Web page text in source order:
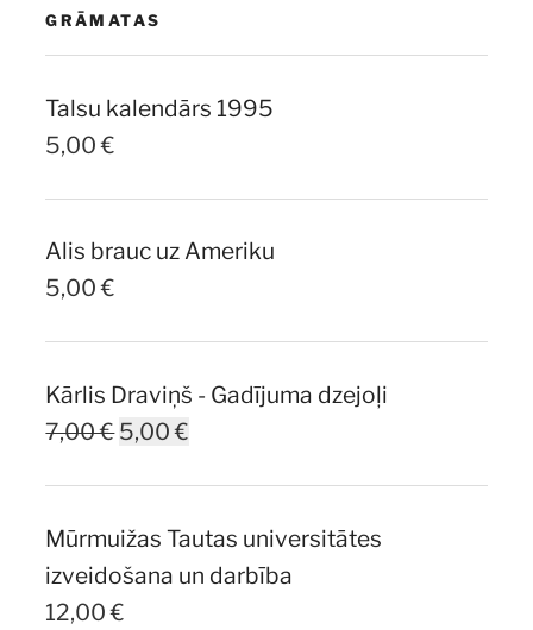
GRĀMATAS
Talsu kalendārs 1995
5,00€
Alis brauc uz Ameriku
5,00€
Kārlis Draviņš - Gadījuma dzejoļi
7,00€Original
7,00 €.
5,00€
5,00 €.
Mūrmuižas Tautas universitātes
izveidošana un darbība
12,00€